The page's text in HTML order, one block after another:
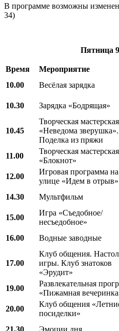
В программе возможны
34)
Пятница
Время Мероприятие
10.00
Весёлая зарядка
10.30
Зарядка «Бодрящая»
10.45
Творческая мастерская
«Неведома зверушка».
Поделка из пряжи
11.00
Творческая мастерская
«Блокнот»
12.00
Игровая программа на
улице «Идем в отрыв»
14.30
Мультфильм
15.00
Игра «Съедобное/
несъедобное»
16.00
Водные заводные
17.00
Клуб общения.
игры. Клуб знатоков
«Эрудит»
19.00
Развлекательная
«Пижамная
20.00
Клуб общения
посиделки»
21.30
Эмоции дня